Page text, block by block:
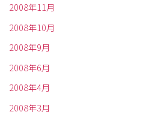
2008年11月
2008年10月
2008年9月
2008年6月
2008年4月
2008年3月